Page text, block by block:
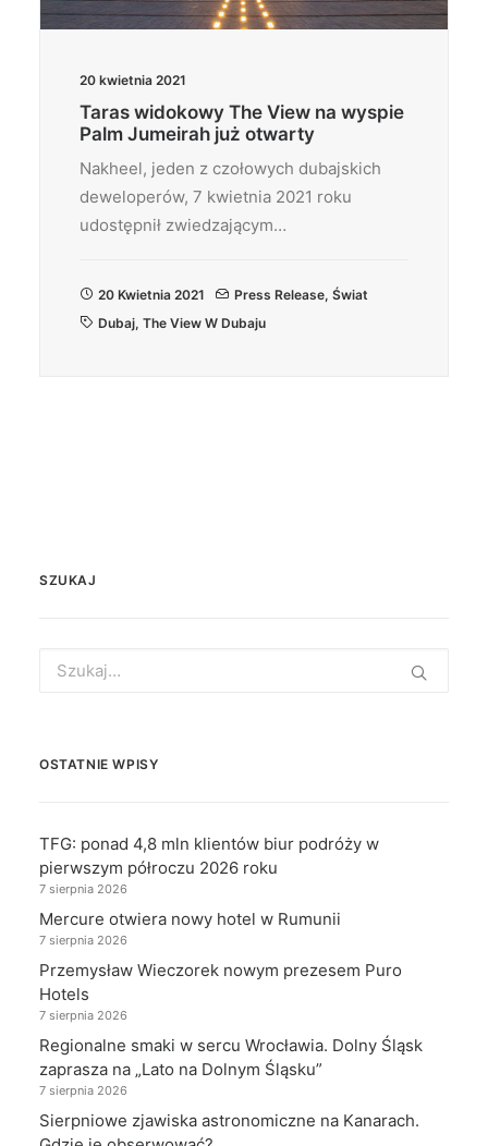
20 kwietnia 2021
Taras widokowy The View na wyspie
Palm Jumeirah już otwarty
Nakheel, jeden z czołowych dubajskich
deweloperów, 7 kwietnia 2021 roku
udostępnił zwiedzającym…
20 Kwietnia 2021 Press Release, Świat
Dubaj, The View W Dubaju
SZUKAJ
for:
OSTATNIE WPISY
TFG: ponad 4,8 mln klientów biur podróży w
pierwszym półroczu 2026 roku
7 sierpnia 2026
Mercure otwiera nowy hotel w Rumunii
7 sierpnia 2026
Przemysław Wieczorek nowym prezesem Puro
Hotels
7 sierpnia 2026
Regionalne smaki w sercu Wrocławia. Dolny Śląsk
zaprasza na „Lato na Dolnym Śląsku”
7 sierpnia 2026
Sierpniowe zjawiska astronomiczne na Kanarach.